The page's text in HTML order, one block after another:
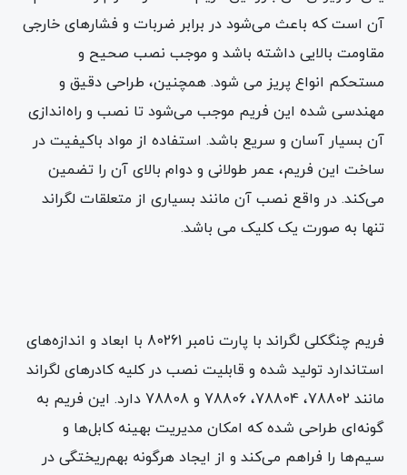
آن است که باعث می‌شود در برابر ضربات و فشارهای خارجی
مقاومت بالایی داشته باشد و موجب نصب صحیح و
مستحکم انواع پریز می شود. همچنین، طراحی دقیق و
مهندسی شده این فریم موجب می‌شود تا نصب و راه‌اندازی
آن بسیار آسان و سریع باشد. استفاده از مواد باکیفیت در
ساخت این فریم، عمر طولانی و دوام بالای آن را تضمین
می‌کند. در واقع نصب آن مانند بسیاری از متعلقات لگراند
تنها به صورت یک کلیک می باشد.
فریم چنگکلی لگراند با پارت نامبر 80261 با ابعاد و اندازه‌های
استاندارد تولید شده و قابلیت نصب در کلیه کادرهای لگراند
مانند 78802، 78804، 78806 و 78808 دارد. این فریم به
گونه‌ای طراحی شده که امکان مدیریت بهینه کابل‌ها و
سیم‌ها را فراهم می‌کند و از ایجاد هرگونه بهم‌ریختگی در